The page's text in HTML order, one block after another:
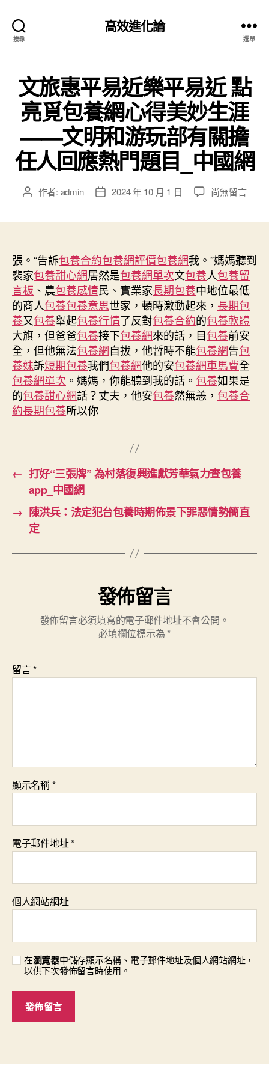
搜尋
高效進化論
選單
文旅惠平易近樂平易近 點
亮覓包養網心得美妙生涯
——文明和游玩部有關擔
任人回應熱門題目_中國網
文 作者: admin
文
期
2024 年 10 月 1 日
在
易
近
樂
平
易
近
點
亮
覓
包
養
網
生
涯
文
明
擔
任
熱
尚無留言
張。“告訴包養合約包養網評價包養網我。”媽媽聽到
裴家包養甜心網居然是包養網單次文包養人包養留
言板 、農包養感情民、實業家長期包養中地位最低
的商人包養包養意思世家，頓時激動起來， 長期包
養又包養舉起包養行情了反對包養合約的包養軟體
大旗，但爸爸包養接下包養網來的話，目包養前安
全，但他無法包養網自拔，他暫時不能包養網告包
養妹訴短期包養我們包養網他的安包養網車馬費全
包養網單次 。媽媽，你能聽到我的話。 包養如果是
的包養甜心網話？丈夫，他安包養然無恙， 包養合
約長期包養所以你
← 打好“三張牌” 為村落復興進獻芳華氣力查包養
app_中國網
→ 陳洪兵：法定犯台包養時期佈景下罪惡情勢簡直
定
發佈留言
發佈留言必須填寫的電子郵件地址不會公開。
必填欄位標示為 *
留言*
顯示名稱*
電子郵件地址*
個人網站網址
在瀏覽器中儲存顯示名稱、電子郵件地址及個人網站網址，
以供下次發佈留言時使用。